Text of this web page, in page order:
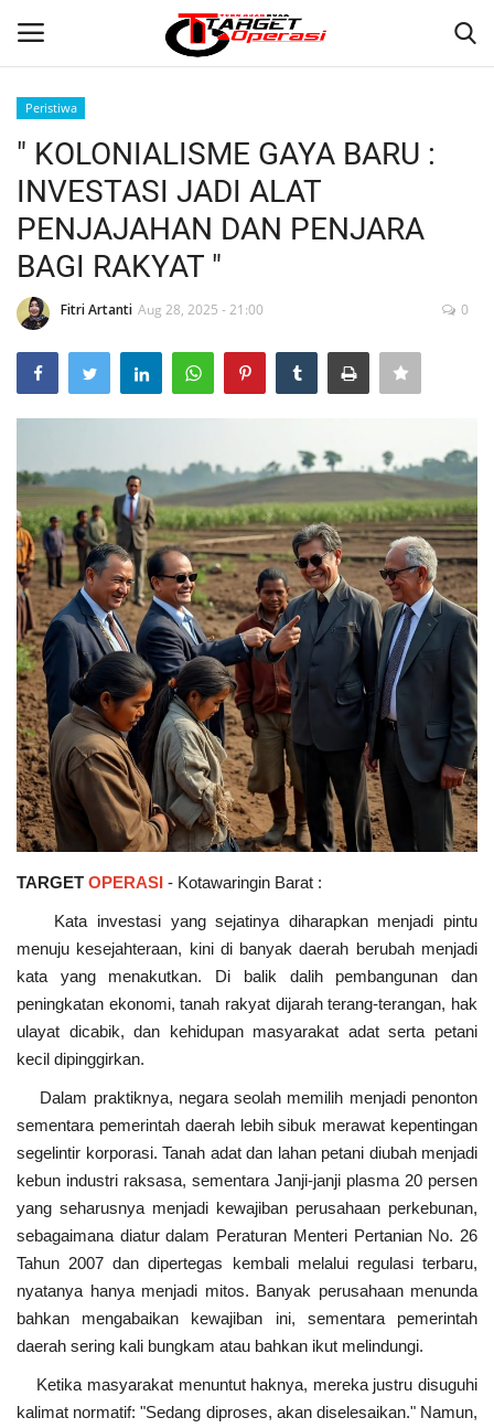
Home
Contact
NASIONAL
INTERNASIONAL
TO.CHANEL
TO.NETWORK
Peristiwa
" KOLONIALISME GAYA BARU :
INVESTASI JADI ALAT
PENJAJAHAN DAN PENJARA
BAGI RAKYAT "
Fitri Artanti Aug 28, 2025 - 21:00 0
TARGET OPERASI - Kotawaringin Barat :
Kata investasi yang sejatinya diharapkan menjadi pintu
menuju kesejahteraan, kini di banyak daerah berubah menjadi
kata yang menakutkan. Di balik dalih pembangunan dan
peningkatan ekonomi, tanah rakyat dijarah terang-terangan, hak
ulayat dicabik, dan kehidupan masyarakat adat serta petani
kecil dipinggirkan.
Dalam praktiknya, negara seolah memilih menjadi penonton
sementara pemerintah daerah lebih sibuk merawat kepentingan
segelintir korporasi. Tanah adat dan lahan petani diubah menjadi
kebun industri raksasa, sementara Janji-janji plasma 20 persen
yang seharusnya menjadi kewajiban perusahaan perkebunan,
sebagaimana diatur dalam Peraturan Menteri Pertanian No. 26
Tahun 2007 dan dipertegas kembali melalui regulasi terbaru,
nyatanya hanya menjadi mitos. Banyak perusahaan menunda
bahkan mengabaikan kewajiban ini, sementara pemerintah
daerah sering kali bungkam atau bahkan ikut melindungi.
Ketika masyarakat menuntut haknya, mereka justru disuguhi
kalimat normatif: "Sedang diproses, akan diselesaikan." Namun,